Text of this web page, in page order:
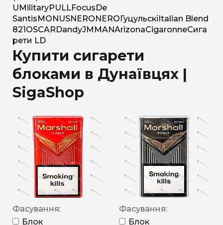
U MilitaryPULLFocus De
Santis MONUSNERO NERO Гуцульскі Italian Blend
821 OSCAR DandyJM MANArizonaCigaronneСига
рети LD
Купити сигарети
блоками в Дунаївцях |
SigaShop
Фасування:
Блок
Фасування:
Блок